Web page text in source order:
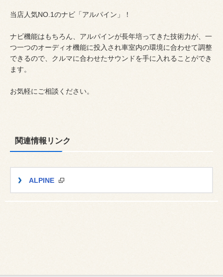
当店人気NO.1のナビ「アルパイン」！
ナビ機能はもちろん、アルパインが長年培ってきた技術力が、一
つ一つのオーディオ機能に投入され車室内の環境に合わせて調整
できるので、クルマに合わせたサウンドを手に入れることができ
ます。
お気軽にご相談ください。
関連情報リンク
ALPINE